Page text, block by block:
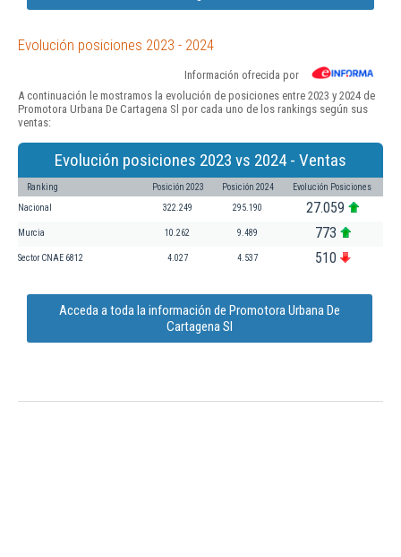
Evolución posiciones 2023 - 2024
Información ofrecida por
A continuación le mostramos la evolución de posiciones entre 2023 y 2024 de
Promotora Urbana De Cartagena Sl por cada uno de los rankings según sus
ventas:
Evolución posiciones 2023 vs 2024 - Ventas
Ranking Posición 2023 Posición 2024 Evolución Posiciones
Nacional 322.249 295.190 27.059
Murcia 10.262 9.489 773
Sector CNAE 6812 4.027 4.537 510
Acceda a toda la información de Promotora Urbana De
Cartagena Sl